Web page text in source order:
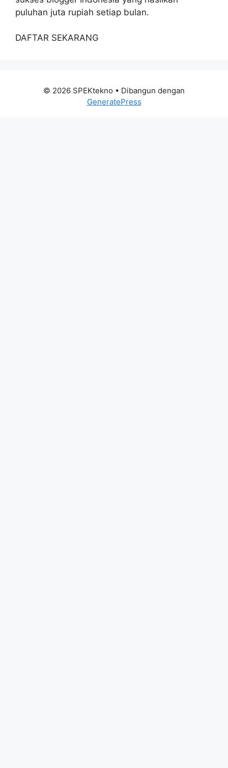
puluhan juta rupiah setiap bulan.
DAFTAR SEKARANG
© 2026 SPEKtekno • Dibangun dengan
GeneratePress